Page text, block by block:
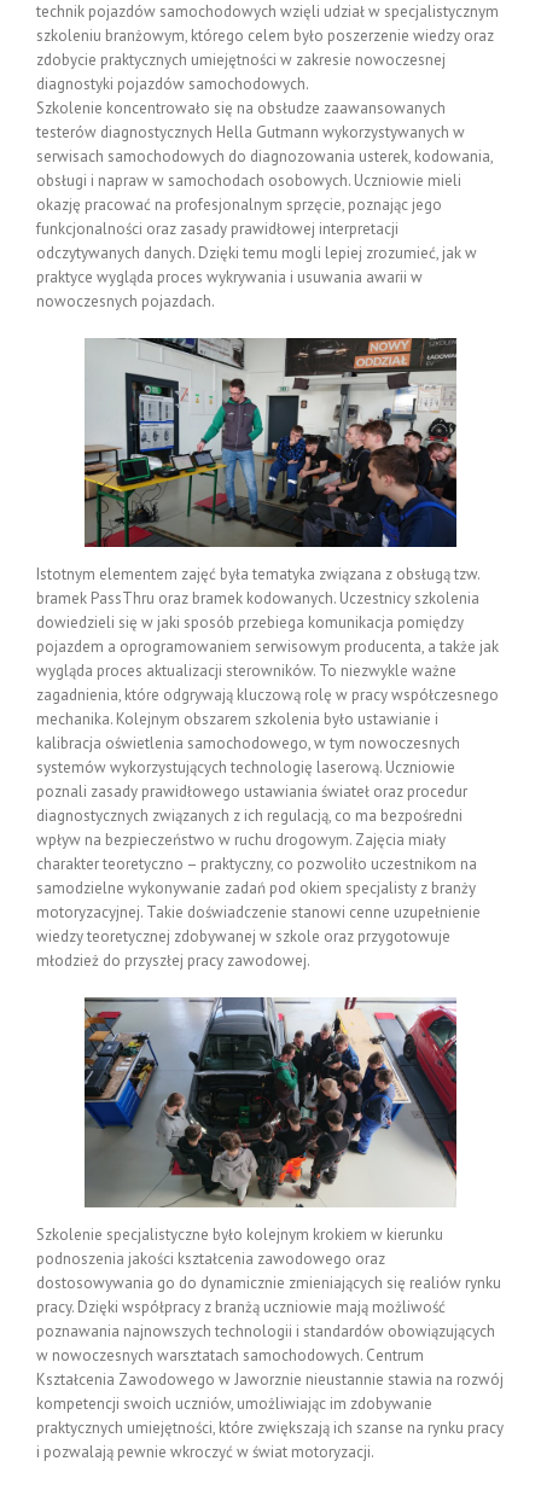
technik pojazdów samochodowych wzięli udział w specjalistycznym
szkoleniu branżowym, którego celem było poszerzenie wiedzy oraz
zdobycie praktycznych umiejętności w zakresie nowoczesnej
diagnostyki pojazdów samochodowych.
Szkolenie koncentrowało się na obsłudze zaawansowanych
testerów diagnostycznych Hella Gutmann wykorzystywanych w
serwisach samochodowych do diagnozowania usterek, kodowania,
obsługi i napraw w samochodach osobowych. Uczniowie mieli
okazję pracować na profesjonalnym sprzęcie, poznając jego
funkcjonalności oraz zasady prawidłowej interpretacji
odczytywanych danych. Dzięki temu mogli lepiej zrozumieć, jak w
praktyce wygląda proces wykrywania i usuwania awarii w
nowoczesnych pojazdach.
Istotnym elementem zajęć była tematyka związana z obsługą tzw.
bramek PassThru oraz bramek kodowanych. Uczestnicy szkolenia
dowiedzieli się w jaki sposób przebiega komunikacja pomiędzy
pojazdem a oprogramowaniem serwisowym producenta, a także jak
wygląda proces aktualizacji sterowników. To niezwykle ważne
zagadnienia, które odgrywają kluczową rolę w pracy współczesnego
mechanika. Kolejnym obszarem szkolenia było ustawianie i
kalibracja oświetlenia samochodowego, w tym nowoczesnych
systemów wykorzystujących technologię laserową. Uczniowie
poznali zasady prawidłowego ustawiania świateł oraz procedur
diagnostycznych związanych z ich regulacją, co ma bezpośredni
wpływ na bezpieczeństwo w ruchu drogowym. Zajęcia miały
charakter teoretyczno – praktyczny, co pozwoliło uczestnikom na
samodzielne wykonywanie zadań pod okiem specjalisty z branży
motoryzacyjnej. Takie doświadczenie stanowi cenne uzupełnienie
wiedzy teoretycznej zdobywanej w szkole oraz przygotowuje
młodzież do przyszłej pracy zawodowej.
Szkolenie specjalistyczne było kolejnym krokiem w kierunku
podnoszenia jakości kształcenia zawodowego oraz
dostosowywania go do dynamicznie zmieniających się realiów rynku
pracy. Dzięki współpracy z branżą uczniowie mają możliwość
poznawania najnowszych technologii i standardów obowiązujących
w nowoczesnych warsztatach samochodowych. Centrum
Kształcenia Zawodowego w Jaworznie nieustannie stawia na rozwój
kompetencji swoich uczniów, umożliwiając im zdobywanie
praktycznych umiejętności, które zwiększają ich szanse na rynku pracy
i pozwalają pewnie wkroczyć w świat motoryzacji.